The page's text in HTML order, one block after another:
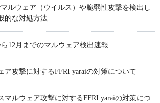
ルウェア（ウイルス）や脆弱性攻撃を検出し
的な対処方法
ら12月までのマルウェア検出速報
ア攻撃に対するFFRI yaraiの対策について
マルウェア攻撃に対するFFRI yaraiの対策につ